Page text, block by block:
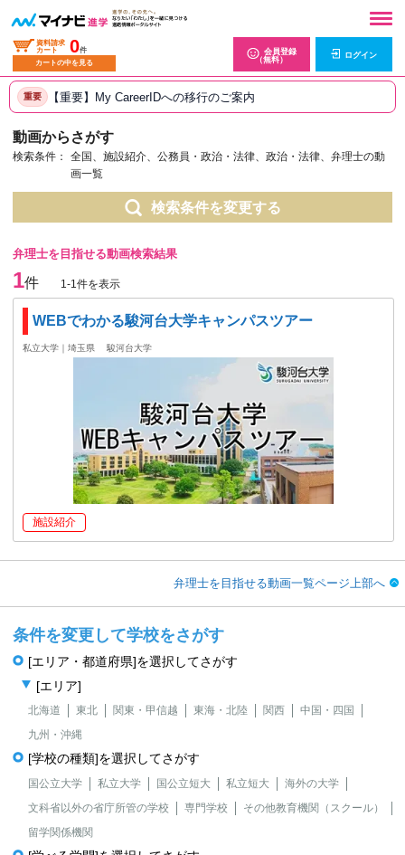
資料請求
カート
0件
カートの中を見る
会員登録
（無料）
ログイン
重要 【重要】My CareerIDへの移行のご案内
動画からさがす
検索条件：
全国、施設紹介、公務員・政治・法律、政治・法律、弁理士の動
画一覧
検索条件を変更する
弁理士を目指せる動画検索結果
1件 1-1件を表示
WEBでわかる駿河台大学キャンパスツアー
私立大学｜埼玉県 駿河台大学
施設紹介
弁理士を目指せる動画一覧ページ上部へ
条件を変更して学校をさがす
[エリア・都道府県]を選択してさがす
[エリア]
北海道 東北 関東・甲信越 東海・北陸 関西
中国・四国
九州・沖縄
[学校の種類]を選択してさがす
国公立大学 私立大学 国公立短大 私立短大
海外の大学
文科省以外の省庁所管の学校
専門学校
その他教育機関（スクール）
留学関係機関